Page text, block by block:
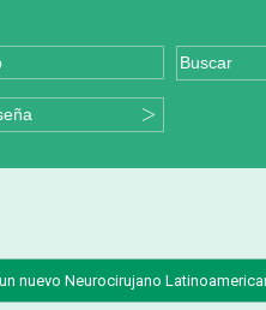
nuevo Neurocirujano